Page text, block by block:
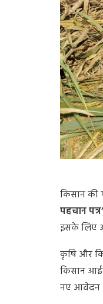
किसान की
पहचान
इसके लिए
कृषि और
किसान
नए आवेदन